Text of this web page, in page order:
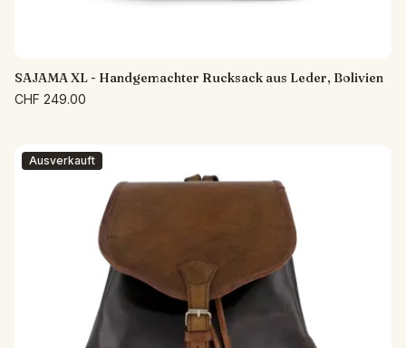
SAJAMA XL - Handgemachter Rucksack aus Leder, Bolivien
CHF 249.00
Ausverkauft